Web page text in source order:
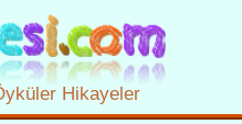
Hikayeler